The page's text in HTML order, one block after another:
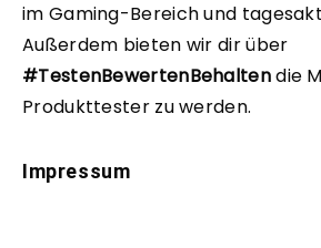
im Gaming-Bereich und
Außerdem bieten wir dir über
#TestenBewertenBehaltendie
Produkttester zu werden.
Impressum